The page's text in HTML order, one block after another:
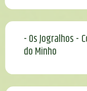
- Os Jogralhos -
do Minho